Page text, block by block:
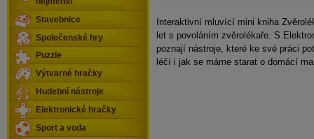
Interaktivní mluvící mini kniha
let s povoláním zvěrolékaře. S
poznají nástroje, které ke své práci
léčí i jak se máme starat o domácí
Stavebnice
Společenské hry
Puzzle
Výtvarné hračky
Hudební nástroje
Elektronické hračky
Sport a voda